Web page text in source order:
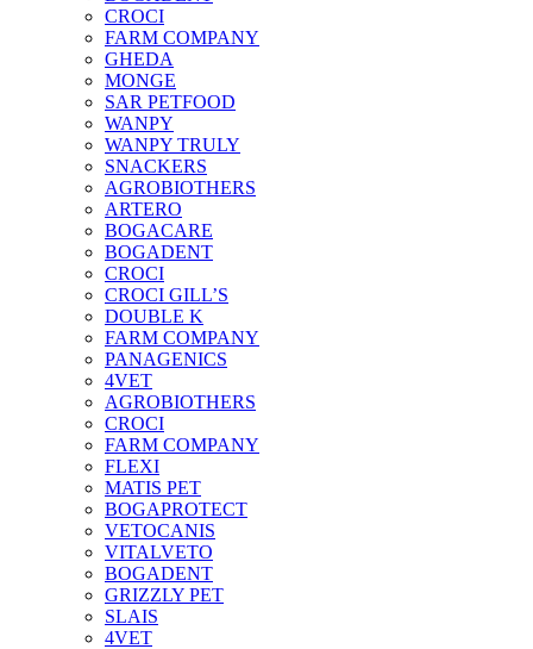
CROCI
FARM COMPANY
GHEDA
MONGE
SAR PETFOOD
WANPY
WANPY TRULY
SNACKERS
AGROBIOTHERS
ARTERO
BOGACARE
BOGADENT
CROCI
CROCI GILL’S
DOUBLE K
FARM COMPANY
PANAGENICS
4VET
AGROBIOTHERS
CROCI
FARM COMPANY
FLEXI
MATIS PET
BOGAPROTECT
VETOCANIS
VITALVETO
BOGADENT
GRIZZLY PET
SLAIS
4VET